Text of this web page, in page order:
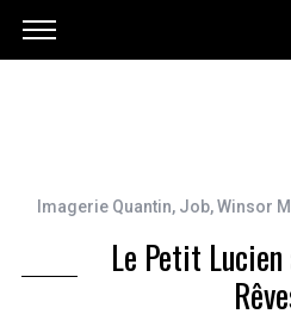
Imagerie Quantin, Job,Winsor
Le Petit Lucien